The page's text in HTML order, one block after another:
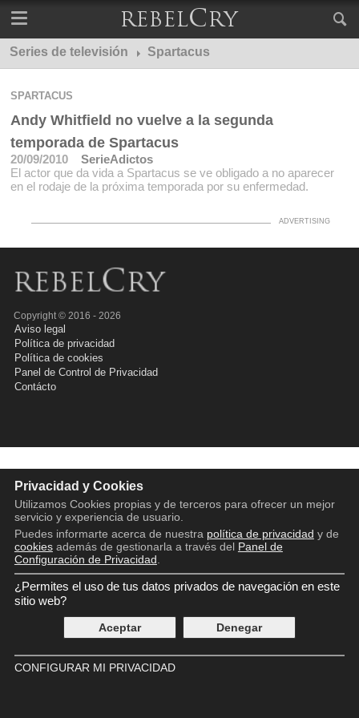
Series de televisión Spartacus
SPARTACUS
Andy Whitfield no vuelve a la segunda
temporada de Spartacus
20/09/2010
SerieAdictos
El actor que da vida a Spartacus se ve obligado a no aparecer
en el rodaje de la próxima temporada por su enfermedad.
Copyright © 2016 - 2026
Aviso legal
Política de privacidad
Política de cookies
Panel de Control de Privacidad
Contácto
Privacidad y Cookies
Utilizamos Cookies propias y de terceros para ofrecer un mejor
servicio y experiencia de usuario.
Puedes informarte acerca de nuestra política de privacidad y de
cookiesademás de gestionarla a través del Panel de
Configuración de Privacidad
¿Permites el uso de tus datos privados de navegación en este
sitio web?
Aceptar Denegar
CONFIGURAR MI PRIVACIDAD